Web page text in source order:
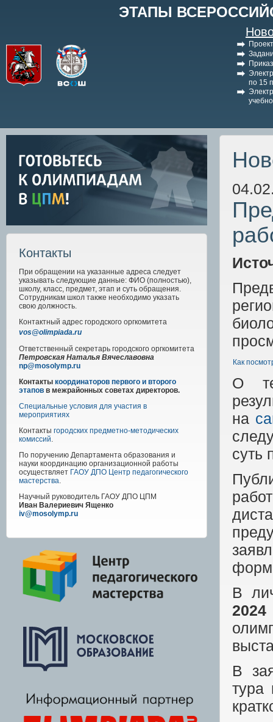
ЭТАПЫ
по 15
Контакты
При обращении на указанные адреса следует
указывать следующие данные: ФИО (полностью),
школу, класс, предмет, этап и суть обращения.
Сотрудникам школ также необходимо указать
свою должность.
Контактный адрес городского оргкомитета
vos@olimpiada.ru
Ответственный секретарь городского оргкомитета
Петровская Наталья Вячеславовна
np@mosolymp.ru
Контакты координаторов первого и второго
этапов в межрайонных советах директоров.
Специальные условия для участия в
мероприятиях
Контакты городских предметно-методических
комиссий.
По поручению Департамента образования и
науки координацию организационной работы
осуществляет ГАОУ ДПО Центр педагогического
мастерства.
Научный руководитель ГАОУ ДПО ЦПМ
Иван Валериевич Ященко
iv@mosolymp.ru
Как
О
на
суть
В
2024
В
тура